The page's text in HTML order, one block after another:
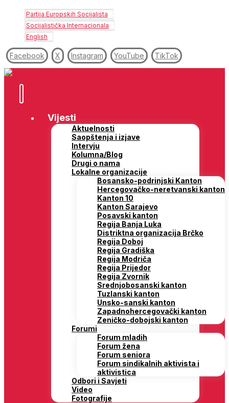
Partija Europskih Socijalista
Socijalistička Internacionala
English
Facebook X Instagram YouTube TikTok
Vijesti
Aktuelnosti
Saopštenja i izjave
Intervju
Kolumna/Blog
Drugi o nama
Lokalne organizacije
Bosansko-podrinjski Kanton
Hercegovačko-neretvanski kanton
Kanton 10
Kanton Sarajevo
Posavski kanton
Regija Banja Luka
Distriktna organizacija Brčko
Regija Doboj
Regija Gradiška
Regija Modriča
Regija Prijedor
Regija Zvornik
Srednjobosanski kanton
Tuzlanski kanton
Unsko-sanski kanton
Zapadnohercegovački kanton
Zeničko-dobojski kanton
Forumi
Forum mladih
Forum žena
Forum seniora
Forum sindikalnih aktivista i
aktivistica
Odbori i Savjeti
Video
Fotografije